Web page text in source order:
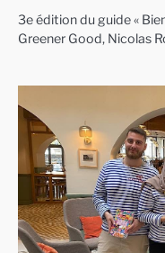
3e édition du guide «
Greener Good, Nicolas